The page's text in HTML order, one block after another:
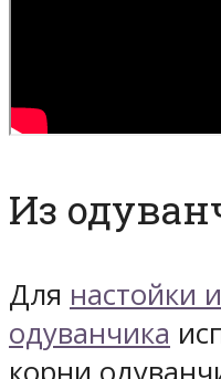
Из
Для настойки
одуванчика